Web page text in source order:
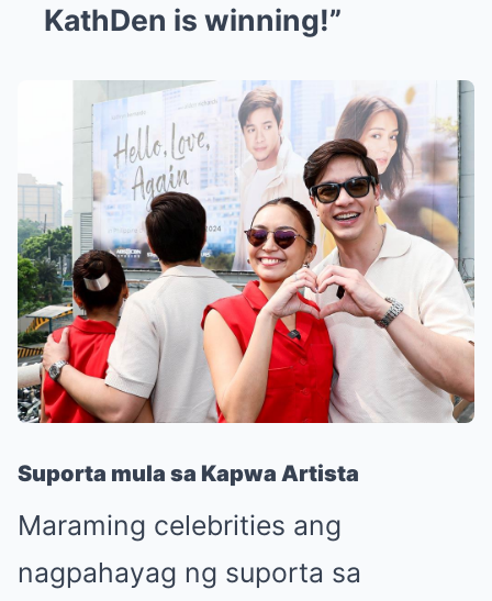
KathDen is winning!”
Suporta mula sa Kapwa Artista
Maraming celebrities ang
nagpahayag ng suporta sa